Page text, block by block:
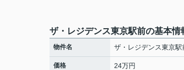
ザ・レジデンス東京駅前の基本情
物件名 ザ・レジデンス東京駅
価格 24万円